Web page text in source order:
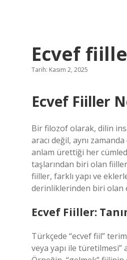
Ecvef
Tarih: Kasım 2, 2025
Ecvef Fiiller
Bir filozof olarak, dilin
aracı değil, aynı
anlam ürettiği her
taşlarından biri olan
fiiller, farklı yapı ve
derinliklerinden biri olan
Ecvef Fiiller:
Türkçede “ecvef fiil”
veya yapı ile